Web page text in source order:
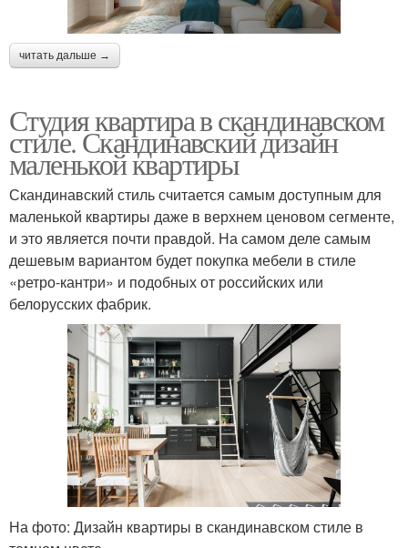
читать дальше →
Студия квартира в скандинавском
стиле. Скандинавский дизайн
маленькой квартиры
Скандинавский стиль считается самым доступным для
маленькой квартиры даже в верхнем ценовом сегменте,
и это является почти правдой. На самом деле самым
дешевым вариантом будет покупка мебели в стиле
«ретро-кантри» и подобных от российских или
белорусских фабрик.
На фото: Дизайн квартиры в скандинавском стиле в